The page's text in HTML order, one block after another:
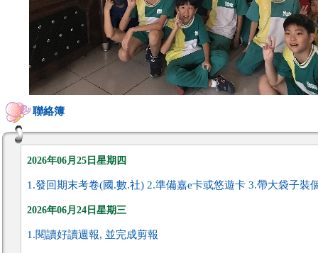
聯絡簿
2026年06月25日星期四
1.發回期末考卷(國.數.社) 2.準備嘉e卡或悠遊卡 3.帶大袋子裝
2026年06月24日星期三
1.閱讀好讀週報, 並完成剪報